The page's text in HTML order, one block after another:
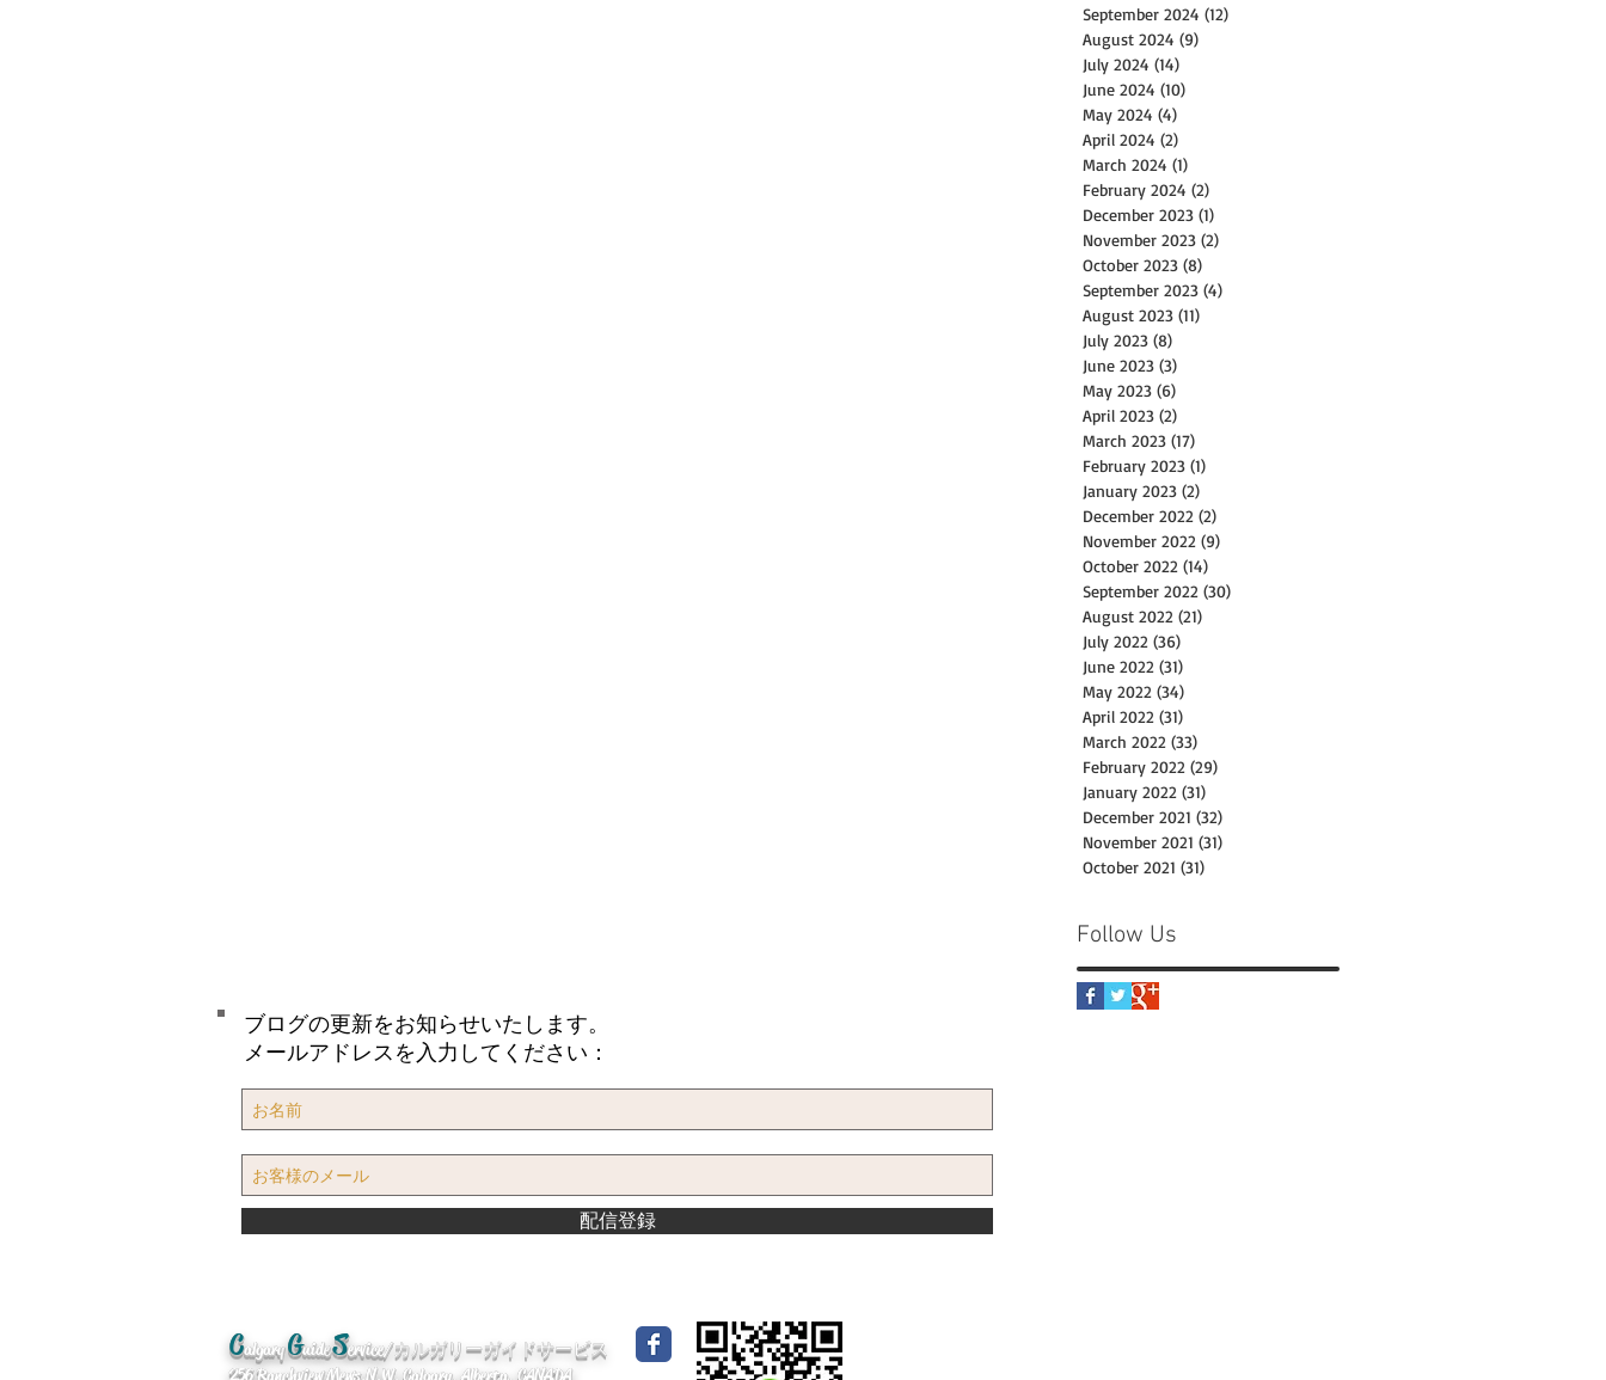
September 2024 (12)
August 2024 (9)
July 2024 (14)
June 2024 (10)
May 2024 (4)
April 2024 (2)
March 2024 (1)
February 2024 (2)
December 2023 (1)
November 2023 (2)
October 2023 (8)
September 2023 (4)
August 2023 (11)
July 2023 (8)
June 2023 (3)
May 2023 (6)
April 2023 (2)
March 2023 (17)
February 2023 (1)
January 2023 (2)
December 2022 (2)
November 2022 (9)
October 2022 (14)
September 2022 (30)
August 2022 (21)
July 2022 (36)
June 2022 (31)
May 2022 (34)
April 2022 (31)
March 2022 (33)
February 2022 (29)
January 2022 (31)
December 2021 (32)
November 2021 (31)
October 2021 (31)
Follow Us
ブログの更新をお知らせいたします。
メールアドレスを入力してください：
配信登録
CalgaryGuideService/カルガリーガイドサービス
256 Ranchview Mews. N.W. Calgary, Alberta, CANADA